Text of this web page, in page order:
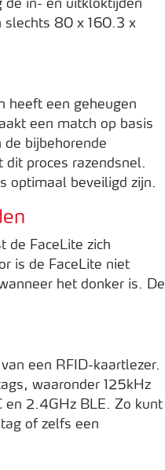
slechts 80 x 160.3 x
heeft een geheugen
een match op basis
bijbehorende
dit proces razendsnel.
optimaal beveiligd zijn.
de FaceLite zich
is de FaceLite niet
het donker is. De
een RFID-kaartlezer.
waaronder 125kHz
en 2.4GHz BLE. Zo kunt
of zelfs een